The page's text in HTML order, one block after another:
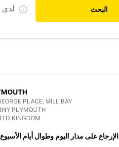
لدي البحث
PLACE, MILL BAY
PLYMOUTH
KINGDOM
الإرجاع على مدار اليوم وطوال أيام الأسبوع